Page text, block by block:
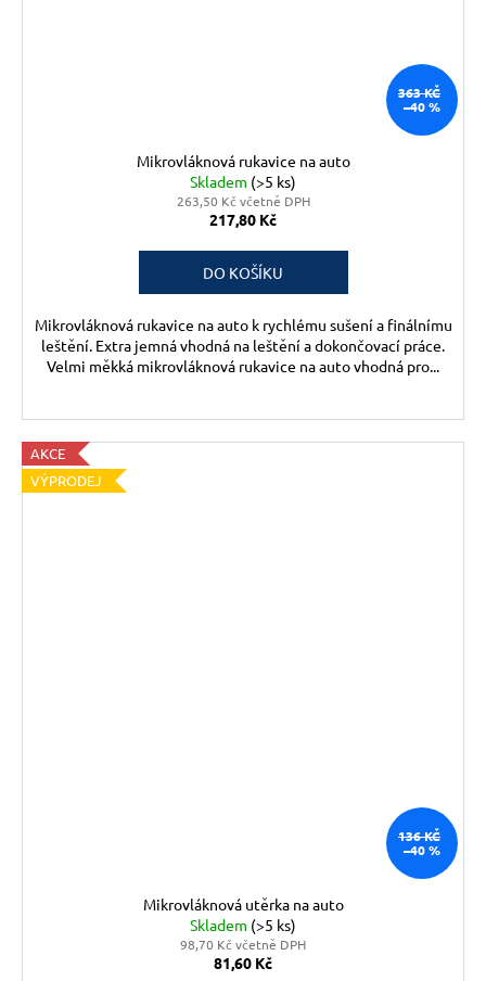
363 KČ
–40 %
Mikrovláknová rukavice na auto
Skladem (>5 ks)
263,50 Kč včetně DPH
217,80 Kč
DO KOŠÍKU
Mikrovláknová rukavice na auto k rychlému sušení a finálnímu
leštění. Extra jemná vhodná na leštění a dokončovací práce.
Velmi měkká mikrovláknová rukavice na auto vhodná pro...
AKCE
VÝPRODEJ
136 KČ
–40 %
Mikrovláknová utěrka na auto
Skladem (>5 ks)
98,70 Kč včetně DPH
81,60 Kč